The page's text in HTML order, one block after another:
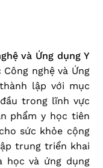
và Ứng dụng Y
nghệ và Ứng
lập với mục
trong lĩnh vực
phẩm y học tiên
sức khỏe cộng
trung triển khai
học và ứng dụng